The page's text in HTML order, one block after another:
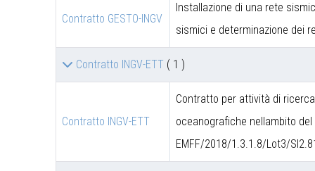
Contratto GESTO-INGV
Installazione di una rete
sismici e determinazione dei
Contratto INGV-ETT ( 1 )
Contratto INGV-ETT
Contratto per attività di
oceanografiche nellambito
EMFF/2018/1.3.1.8/Lot3/